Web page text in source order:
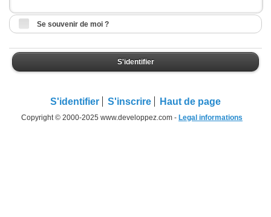
Se souvenir de moi ?
S'identifier
S'identifier S'inscrire Haut de page
Copyright © 2000-2025 www.developpez.com - Legal informations